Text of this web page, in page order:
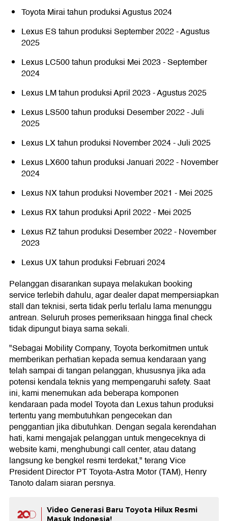
Toyota Mirai tahun produksi Agustus 2024
Lexus ES tahun produksi September 2022 - Agustus
2025
Lexus LC500 tahun produksi Mei 2023 - September
2024
Lexus LM tahun produksi April 2023 - Agustus 2025
Lexus LS500 tahun produksi Desember 2022 - Juli
2025
Lexus LX tahun produksi November 2024 - Juli 2025
Lexus LX600 tahun produksi Januari 2022 - November
2024
Lexus NX tahun produksi November 2021 - Mei 2025
Lexus RX tahun produksi April 2022 - Mei 2025
Lexus RZ tahun produksi Desember 2022 - November
2023
Lexus UX tahun produksi Februari 2024
Pelanggan disarankan supaya melakukan booking
service terlebih dahulu, agar dealer dapat mempersiapkan
stall dan teknisi, serta tidak perlu terlalu lama menunggu
antrean. Seluruh proses pemeriksaan hingga final check
tidak dipungut biaya sama sekali.
"Sebagai Mobility Company, Toyota berkomitmen untuk
memberikan perhatian kepada semua kendaraan yang
telah sampai di tangan pelanggan, khususnya jika ada
potensi kendala teknis yang mempengaruhi safety. Saat
ini, kami menemukan ada beberapa komponen
kendaraan pada model Toyota dan Lexus tahun produksi
tertentu yang membutuhkan pengecekan dan
penggantian jika dibutuhkan. Dengan segala kerendahan
hati, kami mengajak pelanggan untuk mengeceknya di
website kami, menghubungi call center, atau datang
langsung ke bengkel resmi terdekat," terang Vice
President Director PT Toyota-Astra Motor (TAM), Henry
Tanoto dalam siaran persnya.
Video Generasi Baru Toyota Hilux Resmi
Masuk Indonesia!